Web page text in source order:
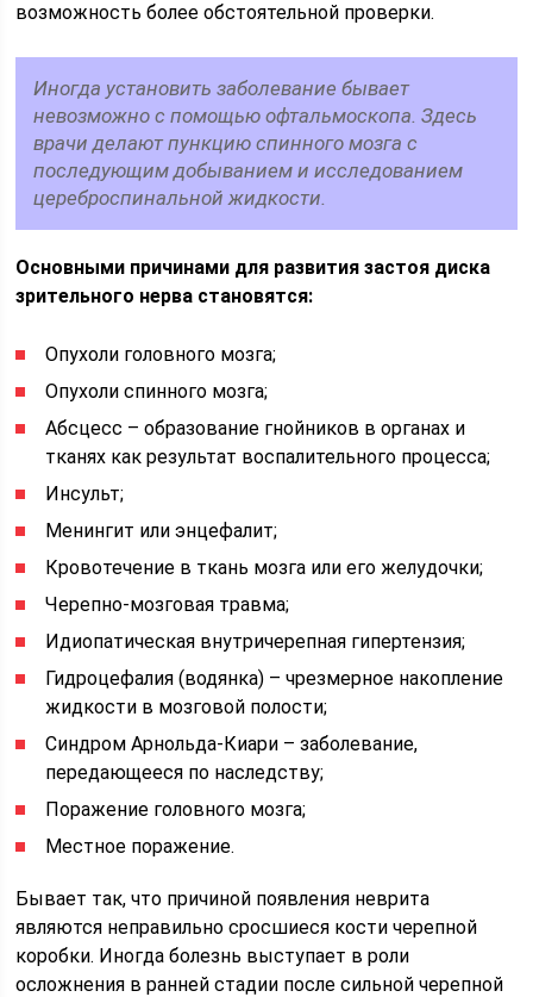
возможность более обстоятельной проверки.
Иногда установить заболевание бывает
невозможно с помощью офтальмоскопа. Здесь
врачи делают пункцию спинного мозга с
последующим добыванием и исследованием
цереброспинальной жидкости.
Основными причинами для развития застоя диска
зрительного нерва становятся:
Опухоли головного мозга;
Опухоли спинного мозга;
Абсцесс – образование гнойников в органах и
тканях как результат воспалительного процесса;
Инсульт;
Менингит или энцефалит;
Кровотечение в ткань мозга или его желудочки;
Черепно-мозговая травма;
Идиопатическая внутричерепная гипертензия;
Гидроцефалия (водянка) – чрезмерное накопление
жидкости в мозговой полости;
Синдром Арнольда-Киари – заболевание,
передающееся по наследству;
Поражение головного мозга;
Местное поражение.
Бывает так, что причиной появления неврита
являются неправильно сросшиеся кости черепной
коробки. Иногда болезнь выступает в роли
осложнения в ранней стадии после сильной черепной